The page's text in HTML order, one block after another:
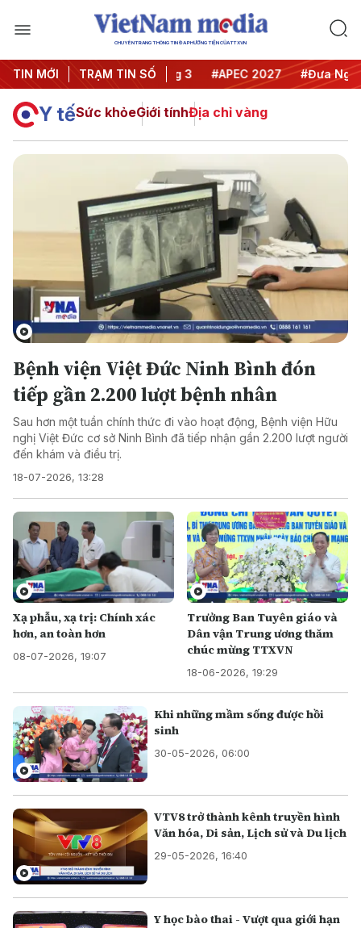
CHUYÊN TRANG THÔNG TIN ĐA PHƯƠNG TIỆN CỦA TTXVN
TIN MỚI TRẠM TIN SỐ
#Hội nghị Trung ương 3 #APEC 2027 #Đưa Nghị
Y tếSức khỏeGiới tínhĐịa chỉ vàng
Bệnh viện Việt Đức Ninh Bình đón
tiếp gần 2.200 lượt bệnh nhân
Sau hơn một tuần chính thức đi vào hoạt động, Bệnh viện Hữu
nghị Việt Đức cơ sở Ninh Bình đã tiếp nhận gần 2.200 lượt người
đến khám và điều trị.
18-07-2026, 13:28
Xạ phẫu, xạ trị: Chính xác
hơn, an toàn hơn
08-07-2026, 19:07
Trưởng Ban Tuyên giáo và
Dân vận Trung ương thăm
chúc mừng TTXVN
18-06-2026, 19:29
Khi những mầm sống được hồi
sinh
30-05-2026, 06:00
VTV8 trở thành kênh truyền hình
Văn hóa, Di sản, Lịch sử và Du lịch
29-05-2026, 16:40
Y học bào thai - Vượt qua giới hạn